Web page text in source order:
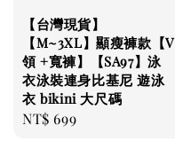
【台灣現貨】
【M~3XL】顯瘦褲款【V
領 +寬褲】【SA97】泳
衣泳裝連身比基尼 遊泳
衣 bikini 大尺碼
Regular
NT$ 699